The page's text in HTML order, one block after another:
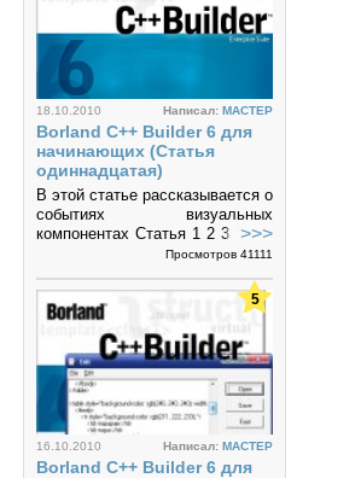
18.10.2010 Написал: MACTEP
Borland C++ Builder 6 для
начинающих (Статья
одиннадцатая)
В этой статье рассказывается о
событиях визуальных
компонентах Статья 1 2 3 4 5 6
>>>
Просмотров 41111
16.10.2010 Написал: MACTEP
Borland C++ Builder 6 для
5